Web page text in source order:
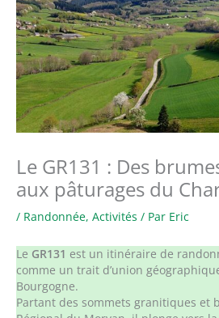
Le GR131 : Des
aux pâturages du
/ Randonnée, Activités / Par Eric
Le GR131 est un itinéraire de
comme un trait d’union
Bourgogne.
Partant des sommets granitiques et